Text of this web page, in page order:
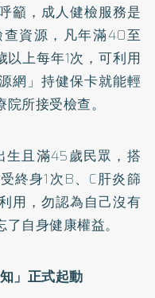
籲，成人健檢服務是
資源，凡年滿40至
上每年1次，可利用
網」持健保卡就能輕
所接受檢查。
生且滿45歲民眾，搭
終身1次B、C肝炎篩
用，勿認為自己沒有
自身健康權益。
」正式起動